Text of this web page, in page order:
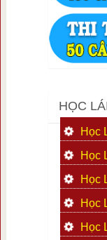
HỌC
Học
Học
Học
Học
Học